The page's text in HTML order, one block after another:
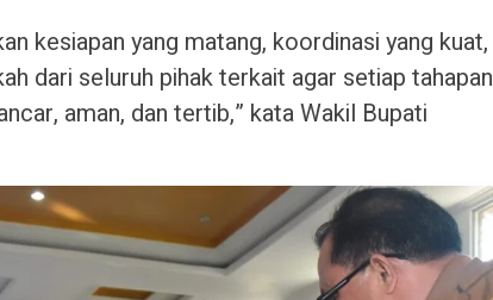
kesiapan yang matang, koordinasi yang kuat,
dari seluruh pihak terkait agar setiap tahapan
aman, dan tertib,” kata Wakil Bupati